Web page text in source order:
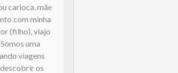
carioca, mãe
com minha
(filho), viajo
uma
viagens
os